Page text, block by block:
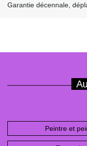
Garantie décennale,
Peintre et